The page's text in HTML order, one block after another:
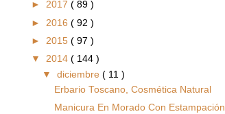
► 2017 ( 89 )
► 2016 ( 92 )
► 2015 ( 97 )
▼ 2014 ( 144 )
▼diciembre( 11 )
Erbario Toscano, Cosmética Natural
Manicura En Morado Con Estampación